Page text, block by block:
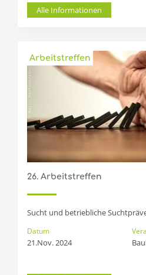
Alle Informationen
26. Arbeitstreffen
Sucht und betriebliche
Arbeitstreffen
Datum
21.Nov. 2024